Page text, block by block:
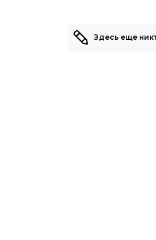
Здесь еще